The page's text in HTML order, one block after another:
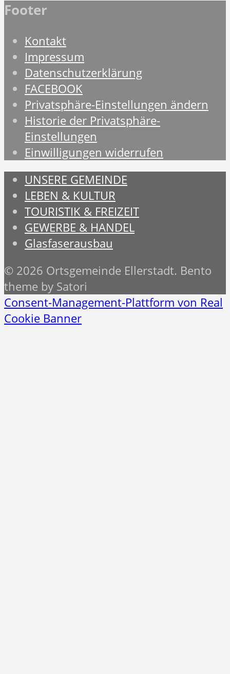
Footer
Kontakt
Impressum
Datenschutzerklärung
FACEBOOK
Privatsphäre-Einstellungen ändern
Historie der Privatsphäre-
Einstellungen
Einwilligungen widerrufen
UNSERE GEMEINDE
LEBEN & KULTUR
TOURISTIK & FREIZEIT
GEWERBE & HANDEL
Glasfaserausbau
© 2026 Ortsgemeinde Ellerstadt. Bento
theme by Satori
Consent-Management-Plattform von Real
Cookie Banner